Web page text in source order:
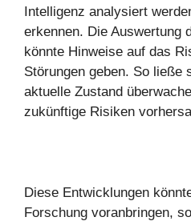
Intelligenz analysiert
erkennen. Die Auswertung
könnte Hinweise auf das
Störungen geben. So ließe
aktuelle Zustand
zukünftige Risiken
Diese Entwicklungen
Forschung voranbringen,